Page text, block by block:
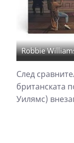
Robbie
След
британската
Уилямс)